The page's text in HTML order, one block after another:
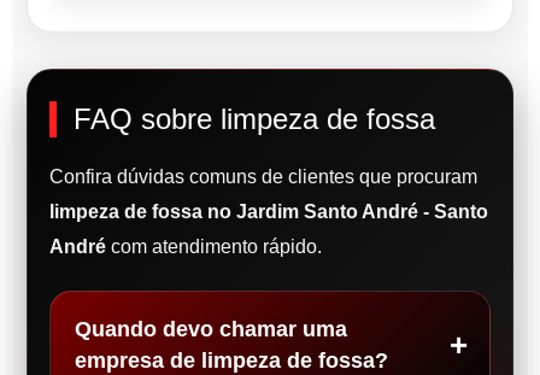
FAQ sobre limpeza de fossa
Confira dúvidas comuns de clientes que procuram
limpeza de fossa no Jardim Santo André - Santo
André com atendimento rápido.
Quando devo chamar uma
empresa de limpeza de fossa?